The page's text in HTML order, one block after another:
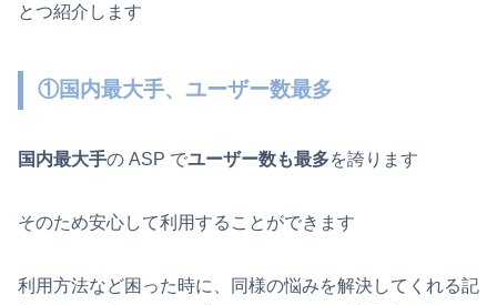
とつ紹介します
①国内最大手、ユーザー数最多
国内最大手の ASP でユーザー数も最多を誇ります
そのため安心して利用することができます
利用方法など困った時に、同様の悩みを解決してくれる記